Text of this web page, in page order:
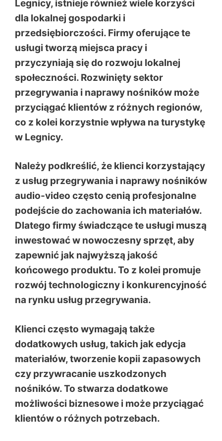
Legnicy, istnieje również wiele korzyści
dla lokalnej gospodarki i
przedsiębiorczości. Firmy oferujące te
usługi tworzą miejsca pracy i
przyczyniają się do rozwoju lokalnej
społeczności. Rozwinięty sektor
przegrywania i naprawy nośników może
przyciągać klientów z różnych regionów,
co z kolei korzystnie wpływa na turystykę
w Legnicy.
Należy podkreślić, że klienci korzystający
z usług przegrywania i naprawy nośników
audio-video często cenią profesjonalne
podejście do zachowania ich materiałów.
Dlatego firmy świadczące te usługi muszą
inwestować w nowoczesny sprzęt, aby
zapewnić jak najwyższą jakość
końcowego produktu. To z kolei promuje
rozwój technologiczny i konkurencyjność
na rynku usług przegrywania.
Klienci często wymagają także
dodatkowych usług, takich jak edycja
materiałów, tworzenie kopii zapasowych
czy przywracanie uszkodzonych
nośników. To stwarza dodatkowe
możliwości biznesowe i może przyciągać
klientów o różnych potrzebach.